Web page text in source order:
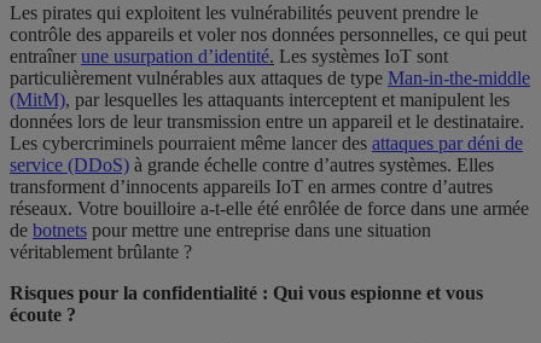
Les pirates qui exploitent les vulnérabilités peuvent prendre le
contrôle des appareils et voler nos données personnelles, ce qui peut
entraîner une usurpation d’identité. Les systèmes IoT sont
particulièrement vulnérables aux attaques de type Man-in-the-middle
(MitM), par lesquelles les attaquants interceptent et manipulent les
données lors de leur transmission entre un appareil et le destinataire.
Les cybercriminels pourraient même lancer des attaques par déni de
service (DDoS) à grande échelle contre d’autres systèmes. Elles
transforment d’innocents appareils IoT en armes contre d’autres
réseaux. Votre bouilloire a-t-elle été enrôlée de force dans une armée
de botnets pour mettre une entreprise dans une situation
véritablement brûlante ?
Risques pour la confidentialité : Qui vous espionne et vous
écoute ?